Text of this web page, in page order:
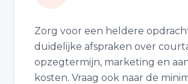
Zorg voor een heldere
duidelijke afspraken over
opzegtermijn, marketing en
kosten. Vraag ook naar de